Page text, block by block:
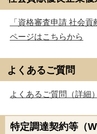
「資格審査申請 社会
ページはこちらから
よくあるご質問
よくあるご質問（詳細
特定調達契約等（